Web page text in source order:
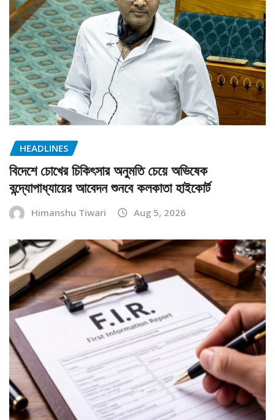
HEADLINES
বিদেশে চোখের চিকিৎসার অনুমতি চেয়ে অভিষেক
বন্দ্যোপাধ্যায়ের আবেদন শুনবে কলকাতা হাইকোর্ট
Himanshu Tiwari Aug 5, 2026